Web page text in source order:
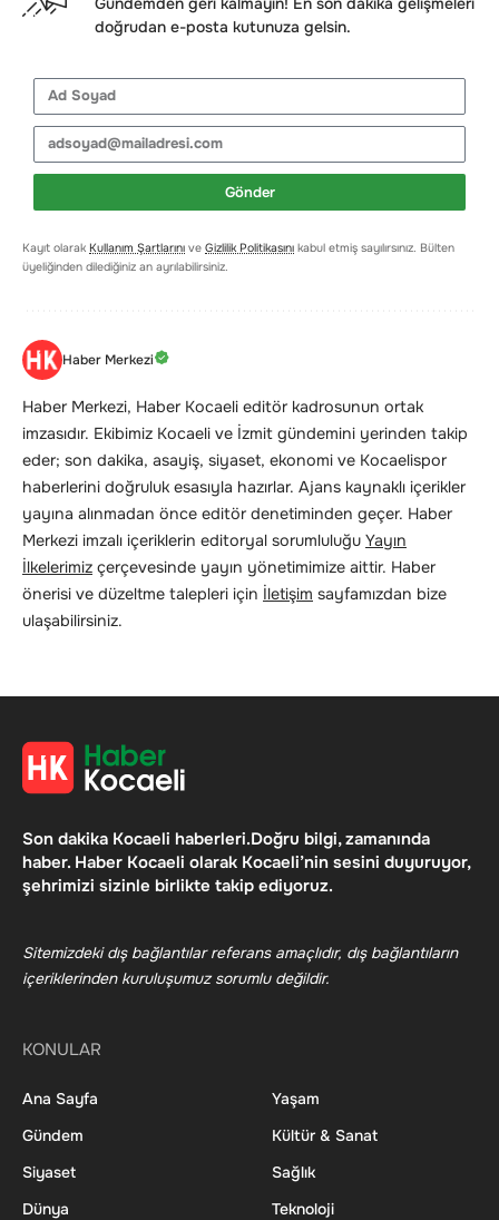
doğrudan e-posta kutunuza gelsin.
Gönder
Kayıt olarak Kullanım Şartlarını ve Gizlilik Politikasını kabul etmiş sayılırsınız. Bülten
üyeliğinden dilediğiniz an ayrılabilirsiniz.
Haber Merkezi
Haber Merkezi, Haber Kocaeli editör kadrosunun ortak
imzasıdır. Ekibimiz Kocaeli ve İzmit gündemini yerinden takip
eder; son dakika, asayiş, siyaset, ekonomi ve Kocaelispor
haberlerini doğruluk esasıyla hazırlar. Ajans kaynaklı içerikler
yayına alınmadan önce editör denetiminden geçer. Haber
Merkezi imzalı içeriklerin editoryal sorumluluğu Yayın
İlkelerimiz çerçevesinde yayın yönetimimize aittir. Haber
önerisi ve düzeltme talepleri için İletişim sayfamızdan bize
ulaşabilirsiniz.
Son dakika Kocaeli haberleri.Doğru bilgi, zamanında
haber. Haber Kocaeli olarak Kocaeli’nin sesini duyuruyor,
şehrimizi sizinle birlikte takip ediyoruz.
Sitemizdeki dış bağlantılar referans amaçlıdır, dış bağlantıların
içeriklerinden kuruluşumuz sorumlu değildir.
KONULAR
Ana Sayfa
Gündem
Siyaset
Dünya
Yaşam
Kültür & Sanat
Sağlık
Teknoloji